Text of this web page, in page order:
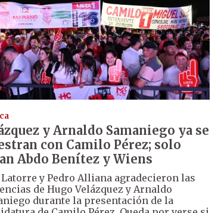
y Arnaldo Samaniego ya se
con Camilo Pérez; solo
Abdo Benítez y Wiens
Latorre y Pedro Alliana agradecieron las
de Hugo Velázquez y Arnaldo
durante la presentación de la